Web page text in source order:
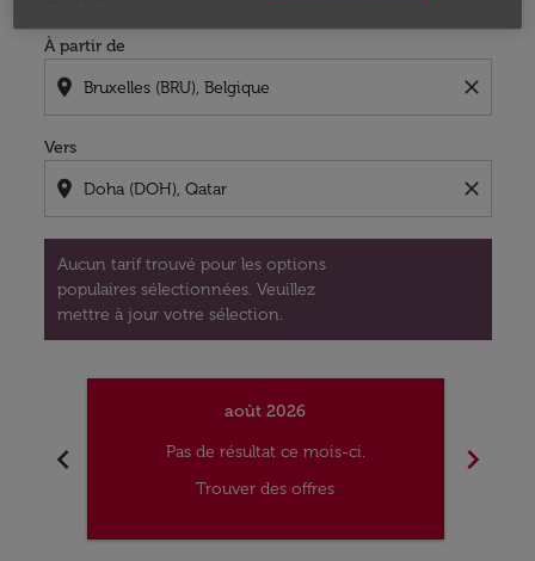
À partir de
location_on close
Vers
location_on close
Aucun tarif trouvé pour les options
populaires sélectionnées. Veuillez
mettre à jour votre sélection.
chevron_left
août 2026
Pas de résultat ce mois-ci.
Trouver des offres
chevron_right